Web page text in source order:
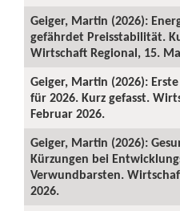
Geiger, Martin (2026):
gefährdet Preisstabilität.
Wirtschaft Regional, 15.
Geiger, Martin (2026):
für 2026. Kurz gefasst.
Februar 2026.
Geiger, Martin (2026):
Kürzungen bei
Verwundbarsten.
2026.